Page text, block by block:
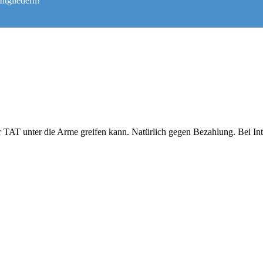
unter die Arme greifen kann. Natürlich gegen Bezahlung. Bei